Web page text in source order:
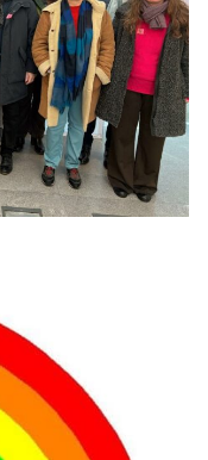
échange croisé
un projet Erasmus
sur l'éducation
entre la France…